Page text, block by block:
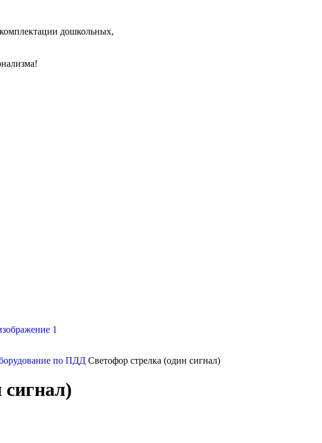
дошкольных,
по ПДД Светофор стрелка (один сигнал)
сигнал)